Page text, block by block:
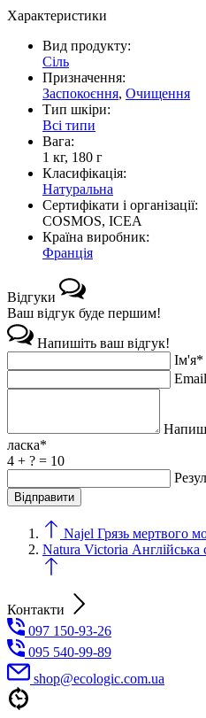
Характеристики
Вид продукту:
Сіль
Призначення:
Заспокоєння, Очищення
Тип шкіри:
Всі типи
Вага:
1 кг, 180 г
Класифікація:
Натуральна
Сертифікати і організації:
COSMOS, ICEA
Країна виробник:
Франція
Відгуки
Ваш відгук буде першим!
Напишіть ваш відгук!
Ім'я*
Email
ласка*
4 + ? = 10
Najel Грязь мертвого
Natura Victoria
Контакти
097 150-93-26
095 540-99-89
shoр@ecologic.com.ua